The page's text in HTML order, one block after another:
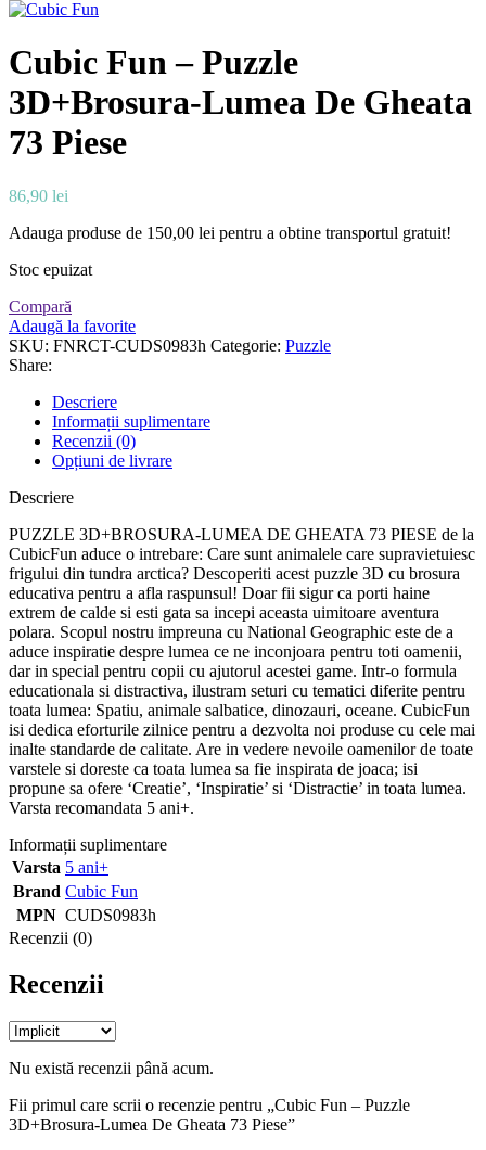
Cubic Fun – Puzzle
3D+Brosura-Lumea De Gheata
73 Piese
86,90 lei
Adauga produse de 150,00 lei pentru a obtine transportul gratuit!
Stoc epuizat
Compară
Adaugă la favorite
SKU: FNRCT-CUDS0983h Categorie: Puzzle
Share:
Descriere
Informații suplimentare
Recenzii (0)
Opțiuni de livrare
Descriere
PUZZLE 3D+BROSURA-LUMEA DE GHEATA 73 PIESE de la
CubicFun aduce o intrebare: Care sunt animalele care supravietuiesc
frigului din tundra arctica? Descoperiti acest puzzle 3D cu brosura
educativa pentru a afla raspunsul! Doar fii sigur ca porti haine
extrem de calde si esti gata sa incepi aceasta uimitoare aventura
polara. Scopul nostru impreuna cu National Geographic este de a
aduce inspiratie despre lumea ce ne inconjoara pentru toti oamenii,
dar in special pentru copii cu ajutorul acestei game. Intr-o formula
educationala si distractiva, ilustram seturi cu tematici diferite pentru
toata lumea: Spatiu, animale salbatice, dinozauri, oceane. CubicFun
isi dedica eforturile zilnice pentru a dezvolta noi produse cu cele mai
inalte standarde de calitate. Are in vedere nevoile oamenilor de toate
varstele si doreste ca toata lumea sa fie inspirata de joaca; isi
propune sa ofere ‘Creatie’, ‘Inspiratie’ si ‘Distractie’ in toata lumea.
Varsta recomandata 5 ani+.
Informații suplimentare
Varsta 5 ani+
Brand Cubic Fun
MPN CUDS0983h
Recenzii (0)
Recenzii
Nu există recenzii până acum.
Fii primul care scrii o recenzie pentru „Cubic Fun – Puzzle
3D+Brosura-Lumea De Gheata 73 Piese”